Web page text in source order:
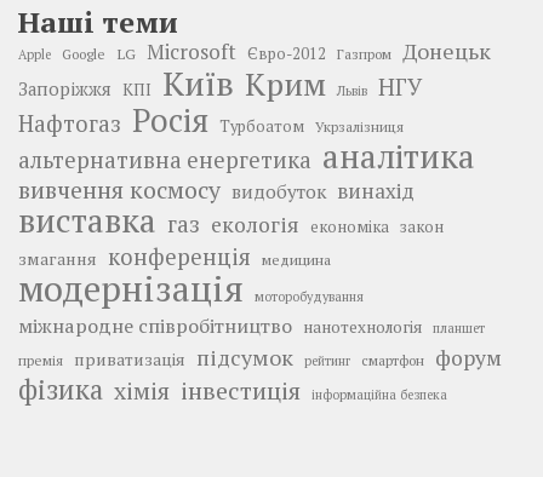
Наші теми
Apple Google LG Microsoft Євро-2012 Газпром Донецьк
Запоріжжя КПІ Київ Крим Львів
НГУ
Нафтогаз Росія Турбоатом Укрзалізниця
альтернативна енергетика аналітика
вивчення космосу видобуток винахід
виставка газ екологія економіка закон
змагання конференція медицина
модернізація моторобудування
міжнародне співробітництво нанотехнологія планшет
премія приватизація підсумок рейтинг смартфон форум
фізика хімія інвестиція інформаційна безпека